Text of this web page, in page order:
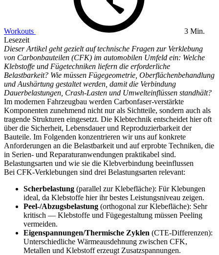
Workouts
3 Min.
Lesezeit
Dieser Artikel geht gezielt auf technische Fragen zur Verklebung
von Carbonbauteilen (CFK) im automobilen Umfeld ein: Welche
Klebstoffe und Fügetechniken liefern die erforderliche
Belastbarkeit? Wie müssen Fügegeometrie, Oberflächenbehandlung
und Aushärtung gestaltet werden, damit die Verbindung
Dauerbelastungen, Crash-Lasten und Umwelteinflüssen standhält?
Im modernen Fahrzeugbau werden Carbonfaser-verstärkte
Komponenten zunehmend nicht nur als Sichtteile, sondern auch als
tragende Strukturen eingesetzt. Die Klebtechnik entscheidet hier oft
über die Sicherheit, Lebensdauer und Reproduzierbarkeit der
Bauteile. Im Folgenden konzentrieren wir uns auf konkrete
Anforderungen an die Belastbarkeit und auf erprobte Techniken, die
in Serien- und Reparaturanwendungen praktikabel sind.
Belastungsarten und wie sie die Klebverbindung beeinflussen
Bei CFK-Verklebungen sind drei Belastungsarten relevant:
Scherbelastung (parallel zur Klebefläche): Für Klebungen
ideal, da Klebstoffe hier ihr bestes Leistungsniveau zeigen.
Peel-/Abzugsbelastung (orthogonal zur Klebefläche): Sehr
kritisch — Klebstoffe und Fügegestaltung müssen Peeling
vermeiden.
Eigenspannungen/Thermische Zyklen (CTE-Differenzen):
Unterschiedliche Wärmeausdehnung zwischen CFK,
Metallen und Klebstoff erzeugt Zusatzspannungen.